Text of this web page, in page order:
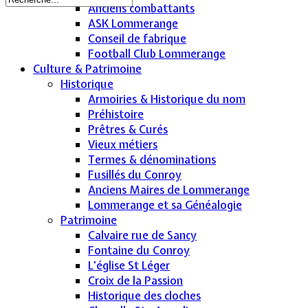
Anciens combattants
ASK Lommerange
Conseil de fabrique
Football Club Lommerange
Culture & Patrimoine
Historique
Armoiries & Historique du nom
Préhistoire
Prêtres & Curés
Vieux métiers
Termes & dénominations
Fusillés du Conroy
Anciens Maires de Lommerange
Lommerange et sa Généalogie
Patrimoine
Calvaire rue de Sancy
Fontaine du Conroy
L'église St Léger
Croix de la Passion
Historique des cloches